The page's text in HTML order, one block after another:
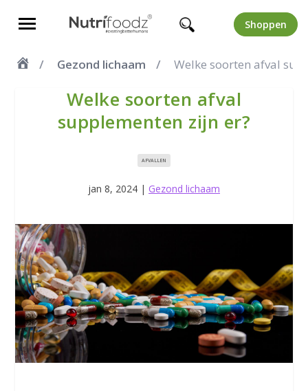
Shoppen
Gezond lichaam Welke soorten afval
Welke soorten afval
supplementen zijn er?
AFVALLEN
jan 8, 2024 | Gezond lichaam